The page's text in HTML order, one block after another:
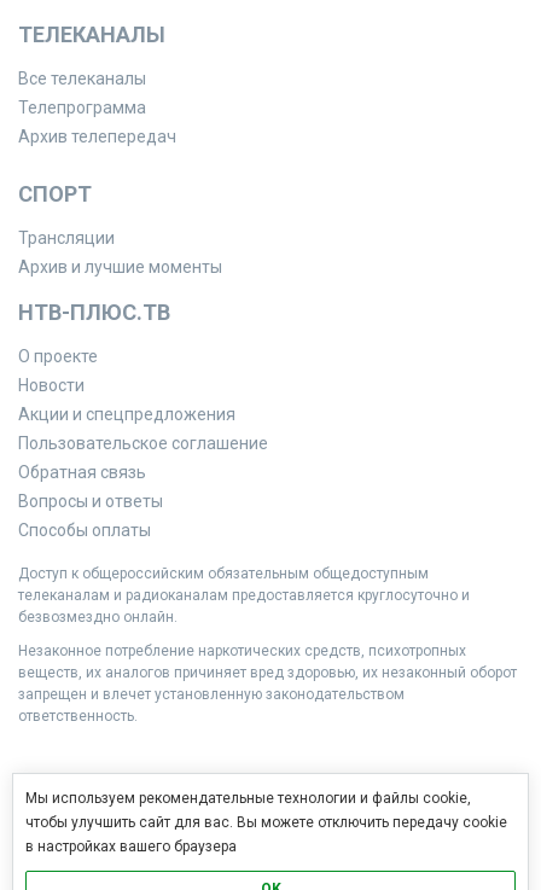
ТЕЛЕКАНАЛЫ
Все телеканалы
Телепрограмма
Архив телепередач
СПОРТ
Трансляции
Архив и лучшие моменты
НТВ-ПЛЮС.ТВ
О проекте
Новости
Акции и спецпредложения
Пользовательское соглашение
Обратная связь
Вопросы и ответы
Способы оплаты
Доступ к общероссийским обязательным общедоступным
телеканалам и радиоканалам предоставляется круглосуточно и
безвозмездно онлайн.
Незаконное потребление наркотических средств, психотропных
веществ, их аналогов причиняет вред здоровью, их незаконный оборот
запрещен и влечет установленную законодательством
ответственность.
Мы используем рекомендательные технологии и файлы cookie,
чтобы улучшить сайт для вас. Вы можете отключить передачу cookie
в настройках вашего браузера